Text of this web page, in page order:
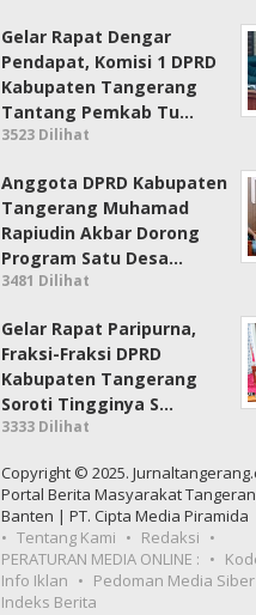
Gelar Rapat Dengar
Pendapat, Komisi 1 DPRD
Kabupaten Tangerang
Tantang Pemkab Tu…
3523 Dilihat
Anggota DPRD Kabupaten
Tangerang Muhamad
Rapiudin Akbar Dorong
Program Satu Desa…
3481 Dilihat
Gelar Rapat Paripurna,
Fraksi-Fraksi DPRD
Kabupaten Tangerang
Soroti Tingginya S…
3333 Dilihat
Copyright © 2025.
Portal Berita Masyarakat
Banten | PT. Cipta Media Piramida
Tentang Kami
Redaksi
PERATURAN MEDIA ONLINE :
Info Iklan
Pedoman Media Siber
Indeks Berita